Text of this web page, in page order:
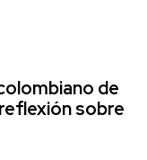
de
sobre